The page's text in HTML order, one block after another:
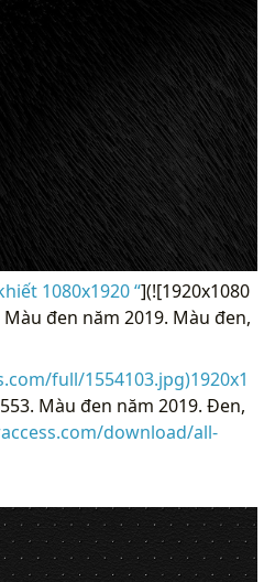
1080x1920 “](![1920x1080
đen năm 2019. Màu đen,
full/1554103.jpg)1920x1
Màu đen năm 2019. Đen,
download/all-